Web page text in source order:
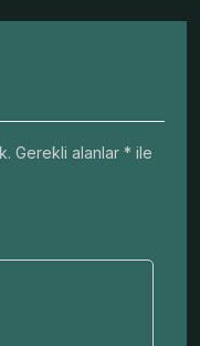
Gerekli alanlar * ile